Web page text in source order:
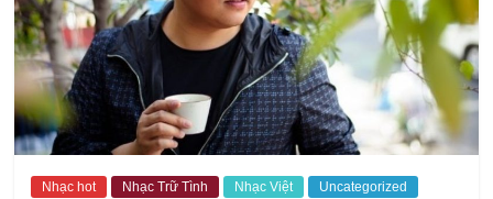
Nhạc hot Nhạc Trữ Tình Nhạc Việt Uncategorized